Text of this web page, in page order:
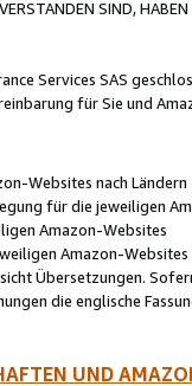
SIND,
Services SAS
für Sie und
Websites nach Ländern
für die jeweiligen
Amazon-Websites
Amazon-Websites
Übersetzungen.
die englische
UND